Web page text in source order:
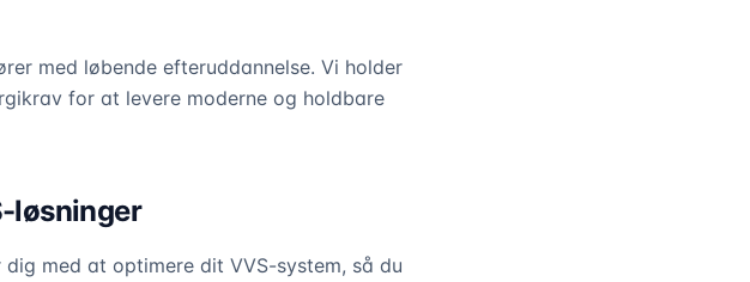
med løbende efteruddannelse. Vi holder
for at levere moderne og holdbare
løsninger
med at optimere dit VVS-system, så du